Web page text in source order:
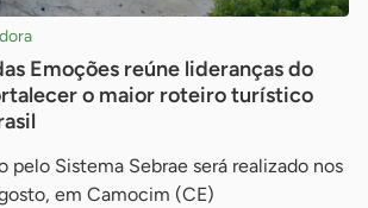
Emoções reúne lideranças do
o maior roteiro turístico
pelo Sistema Sebrae será realizado nos
em Camocim (CE)